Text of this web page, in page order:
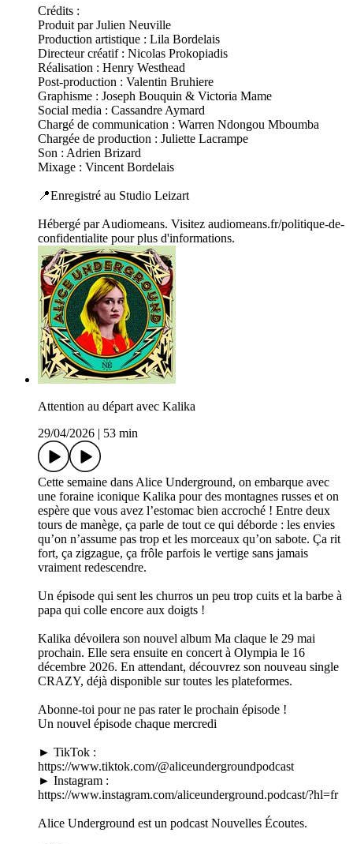
Crédits :
Produit par Julien Neuville
Production artistique : Lila Bordelais
Directeur créatif : Nicolas Prokopiadis
Réalisation : Henry Westhead
Post-production : Valentin Bruhiere
Graphisme : Joseph Bouquin & Victoria Mame
Social media : Cassandre Aymard
Chargé de communication : Warren Ndongou Mboumba
Chargée de production : Juliette Lacrampe
Son : Adrien Brizard
Mixage : Vincent Bordelais
📍Enregistré au Studio Leizart
Hébergé par Audiomeans. Visitez audiomeans.fr/politique-de-
confidentialite pour plus d'informations.
Attention au départ avec Kalika
29/04/2026
53 min
Cette semaine dans Alice Underground, on embarque avec
une foraine iconique Kalika pour des montagnes russes et on
espère que vous avez l’estomac bien accroché ! Entre deux
tours de manège, ça parle de tout ce qui déborde : les envies
qu’on n’assume pas trop et les morceaux qu’on sabote. Ça rit
fort, ça zigzague, ça frôle parfois le vertige sans jamais
vraiment redescendre.
Un épisode qui sent les churros un peu trop cuits et la barbe à
papa qui colle encore aux doigts !
Kalika dévoilera son nouvel album Ma claque le 29 mai
prochain. Elle sera ensuite en concert à Olympia le 16
décembre 2026. En attendant, découvrez son nouveau single
CRAZY, déjà disponible sur toutes les plateformes.
Abonne-toi pour ne pas rater le prochain épisode !
Un nouvel épisode chaque mercredi
► TikTok :
https://www.tiktok.com/@aliceundergroundpodcast
► Instagram :
https://www.instagram.com/aliceunderground.podcast/?hl=fr
Alice Underground est un podcast Nouvelles Écoutes.